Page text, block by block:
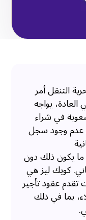
التنقل أمر
يواجه
في شراء
عدم وجود سجل
ما يكون ذلك دون
كويك ليز هي
تقدم عقود تأجير
بما في ذلك